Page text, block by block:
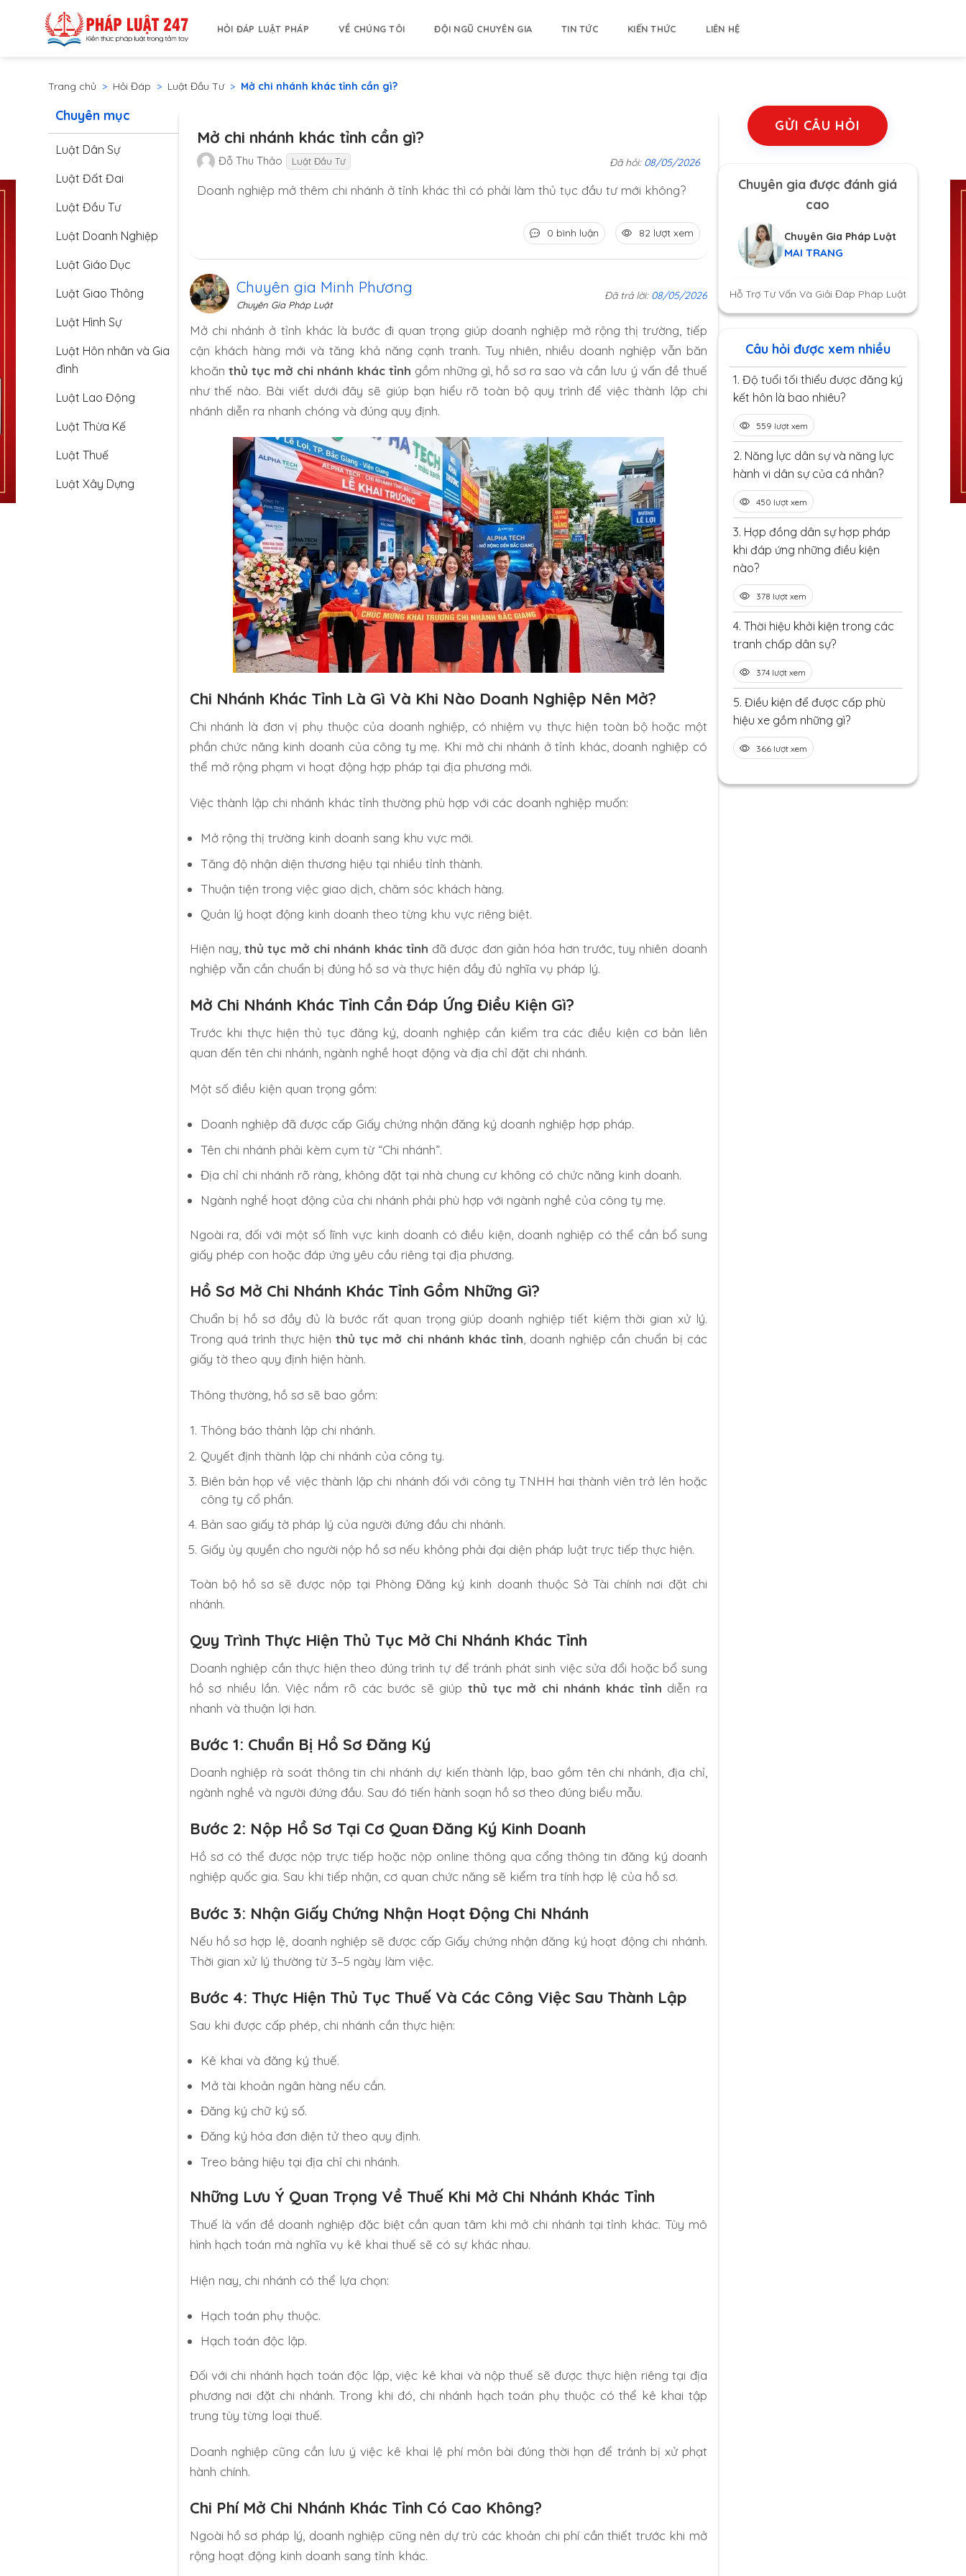
HỎI ĐÁP LUẬT PHÁP VỀ CHÚNG TÔI ĐỘI NGŨ CHUYÊN GIA TIN TỨC KIẾN THỨC LIÊN HỆ
Trang chủ > Hỏi Đáp > Luật Đầu Tư> Mở chi nhánh khác tỉnh cần gì?
Chuyên mục
Luật Dân Sự
Luật Đất Đai
Luật Đầu Tư
Luật Doanh Nghiệp
Luật Giáo Dục
Luật Giao Thông
Luật Hình Sự
Luật Hôn nhân và Gia
đình
Luật Lao Động
Luật Thừa Kế
Luật Thuế
Luật Xây Dựng
Mở chi nhánh khác tỉnh cần gì?
Đỗ Thu Thảo Luật Đầu Tư Đã hỏi: 08/05/2026
Doanh nghiệp mở thêm chi nhánh ở tỉnh khác thì có phải làm thủ tục đầu tư mới không?
0 bình luận 82 lượt xem
Chuyên gia Minh Phương
Chuyên Gia Pháp Luật
Đã trả lời: 08/05/2026
Mở chi nhánh ở tỉnh khác là bước đi quan trọng giúp doanh nghiệp mở rộng thị trường, tiếp
cận khách hàng mới và tăng khả năng cạnh tranh. Tuy nhiên, nhiều doanh nghiệp vẫn băn
khoăn thủ tục mở chi nhánh khác tỉnh gồm những gì, hồ sơ ra sao và cần lưu ý vấn đề thuế
như thế nào. Bài viết dưới đây sẽ giúp bạn hiểu rõ toàn bộ quy trình để việc thành lập chi
nhánh diễn ra nhanh chóng và đúng quy định.
Chi Nhánh Khác Tỉnh Là Gì Và Khi Nào Doanh Nghiệp Nên Mở?
Chi nhánh là đơn vị phụ thuộc của doanh nghiệp, có nhiệm vụ thực hiện toàn bộ hoặc một
phần chức năng kinh doanh của công ty mẹ. Khi mở chi nhánh ở tỉnh khác, doanh nghiệp có
thể mở rộng phạm vi hoạt động hợp pháp tại địa phương mới.
Việc thành lập chi nhánh khác tỉnh thường phù hợp với các doanh nghiệp muốn:
Mở rộng thị trường kinh doanh sang khu vực mới.
Tăng độ nhận diện thương hiệu tại nhiều tỉnh thành.
Thuận tiện trong việc giao dịch, chăm sóc khách hàng.
Quản lý hoạt động kinh doanh theo từng khu vực riêng biệt.
Hiện nay,thủ tục mở chi nhánh khác tỉnh đã được đơn giản hóa hơn trước, tuy nhiên doanh
nghiệp vẫn cần chuẩn bị đúng hồ sơ và thực hiện đầy đủ nghĩa vụ pháp lý.
Mở Chi Nhánh Khác Tỉnh Cần Đáp Ứng Điều Kiện Gì?
Trước khi thực hiện thủ tục đăng ký, doanh nghiệp cần kiểm tra các điều kiện cơ bản liên
quan đến tên chi nhánh, ngành nghề hoạt động và địa chỉ đặt chi nhánh.
Một số điều kiện quan trọng gồm:
Doanh nghiệp đã được cấp Giấy chứng nhận đăng ký doanh nghiệp hợp pháp.
Tên chi nhánh phải kèm cụm từ “Chi nhánh”.
Địa chỉ chi nhánh rõ ràng, không đặt tại nhà chung cư không có chức năng kinh doanh.
Ngành nghề hoạt động của chi nhánh phải phù hợp với ngành nghề của công ty mẹ.
Ngoài ra, đối với một số lĩnh vực kinh doanh có điều kiện, doanh nghiệp có thể cần bổ sung
giấy phép con hoặc đáp ứng yêu cầu riêng tại địa phương.
Hồ Sơ Mở Chi Nhánh Khác Tỉnh Gồm Những Gì?
Chuẩn bị hồ sơ đầy đủ là bước rất quan trọng giúp doanh nghiệp tiết kiệm thời gian xử lý.
Trong quá trình thực hiệnthủ tục mở chi nhánh khác tỉnh , doanh nghiệp cần chuẩn bị các
giấy tờ theo quy định hiện hành.
Thông thường, hồ sơ sẽ bao gồm:
Thông báo thành lập chi nhánh.
Quyết định thành lập chi nhánh của công ty.
Biên bản họp về việc thành lập chi nhánh đối với công ty TNHH hai thành viên trở lên hoặc
công ty cổ phần.
Bản sao giấy tờ pháp lý của người đứng đầu chi nhánh.
Giấy ủy quyền cho người nộp hồ sơ nếu không phải đại diện pháp luật trực tiếp thực hiện.
Toàn bộ hồ sơ sẽ được nộp tại Phòng Đăng ký kinh doanh thuộc Sở Tài chính nơi đặt chi
nhánh.
Quy Trình Thực Hiện Thủ Tục Mở Chi Nhánh Khác Tỉnh
Doanh nghiệp cần thực hiện theo đúng trình tự để tránh phát sinh việc sửa đổi hoặc bổ sung
hồ sơ nhiều lần. Việc nắm rõ các bước sẽ giúp thủ tục mở chi nhánh khác tỉnh diễn ra
nhanh và thuận lợi hơn.
Bước 1: Chuẩn Bị Hồ Sơ Đăng Ký
Doanh nghiệp rà soát thông tin chi nhánh dự kiến thành lập, bao gồm tên chi nhánh, địa chỉ,
ngành nghề và người đứng đầu. Sau đó tiến hành soạn hồ sơ theo đúng biểu mẫu.
Bước 2: Nộp Hồ Sơ Tại Cơ Quan Đăng Ký Kinh Doanh
Hồ sơ có thể được nộp trực tiếp hoặc nộp online thông qua cổng thông tin đăng ký doanh
nghiệp quốc gia. Sau khi tiếp nhận, cơ quan chức năng sẽ kiểm tra tính hợp lệ của hồ sơ.
Bước 3: Nhận Giấy Chứng Nhận Hoạt Động Chi Nhánh
Nếu hồ sơ hợp lệ, doanh nghiệp sẽ được cấp Giấy chứng nhận đăng ký hoạt động chi nhánh.
Thời gian xử lý thường từ 3–5 ngày làm việc.
Bước 4: Thực Hiện Thủ Tục Thuế Và Các Công Việc Sau Thành Lập
Sau khi được cấp phép, chi nhánh cần thực hiện:
Kê khai và đăng ký thuế.
Mở tài khoản ngân hàng nếu cần.
Đăng ký chữ ký số.
Đăng ký hóa đơn điện tử theo quy định.
Treo bảng hiệu tại địa chỉ chi nhánh.
Những Lưu Ý Quan Trọng Về Thuế Khi Mở Chi Nhánh Khác Tỉnh
Thuế là vấn đề doanh nghiệp đặc biệt cần quan tâm khi mở chi nhánh tại tỉnh khác. Tùy mô
hình hạch toán mà nghĩa vụ kê khai thuế sẽ có sự khác nhau.
Hiện nay, chi nhánh có thể lựa chọn:
Hạch toán phụ thuộc.
Hạch toán độc lập.
Đối với chi nhánh hạch toán độc lập, việc kê khai và nộp thuế sẽ được thực hiện riêng tại địa
phương nơi đặt chi nhánh. Trong khi đó, chi nhánh hạch toán phụ thuộc có thể kê khai tập
trung tùy từng loại thuế.
Doanh nghiệp cũng cần lưu ý việc kê khai lệ phí môn bài đúng thời hạn để tránh bị xử phạt
hành chính.
Chi Phí Mở Chi Nhánh Khác Tỉnh Có Cao Không?
Ngoài hồ sơ pháp lý, doanh nghiệp cũng nên dự trù các khoản chi phí cần thiết trước khi mở
rộng hoạt động kinh doanh sang tỉnh khác.
GỬI CÂU HỎI
Chuyên gia được đánh giá
cao
Chuyên Gia Pháp Luật
MAI TRANG
Hỗ Trợ Tư Vấn Và Giải Đáp Pháp Luật
Câu hỏi được xem nhiều
1. Độ tuổi tối thiểu được đăng ký
kết hôn là bao nhiêu?
559 lượt xem
2. Năng lực dân sự và năng lực
hành vi dân sự của cá nhân?
450 lượt xem
3. Hợp đồng dân sự hợp pháp
khi đáp ứng những điều kiện
nào?
378 lượt xem
4. Thời hiệu khởi kiện trong các
tranh chấp dân sự?
374 lượt xem
5. Điều kiện để được cấp phù
hiệu xe gồm những gì?
366 lượt xem